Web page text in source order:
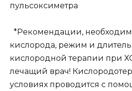
пульсоксиметра
*Рекомендации,
кислорода, режим и
кислородной терапии при
лечащий врач!
условиях проводится с